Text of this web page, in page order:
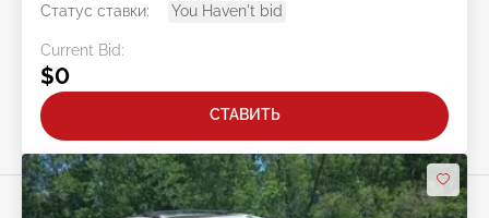
Статус ставки:
You Haven't bid
Current Bid:
$0
СТАВИТЬ